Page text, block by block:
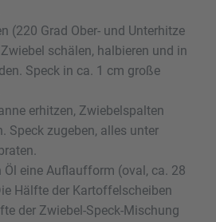
(220 Grad Ober- und Unterhitze
schälen, halbieren und in
Speck in ca. 1 cm große
erhitzen, Zwiebelspalten
Speck zugeben, alles unter
eine Auflaufform (oval, ca. 28
Hälfte der Kartoffelscheiben
der Zwiebel-Speck-Mischung